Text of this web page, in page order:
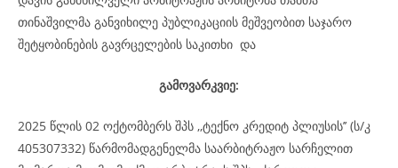
თინაშვილმა განვიხილე პუბლიკაციის მეშვეობით საჯარო
შეტყობინების გავრცელების საკითხი და
გამოვარკვიე:
2025 წლის 02 ოქტომბერს შპს ,,ტექნო კრედიტ პლიუსის’’ (ს/კ
405307332) წარმომადგენელმა საარბიტრაჟო სარჩელით